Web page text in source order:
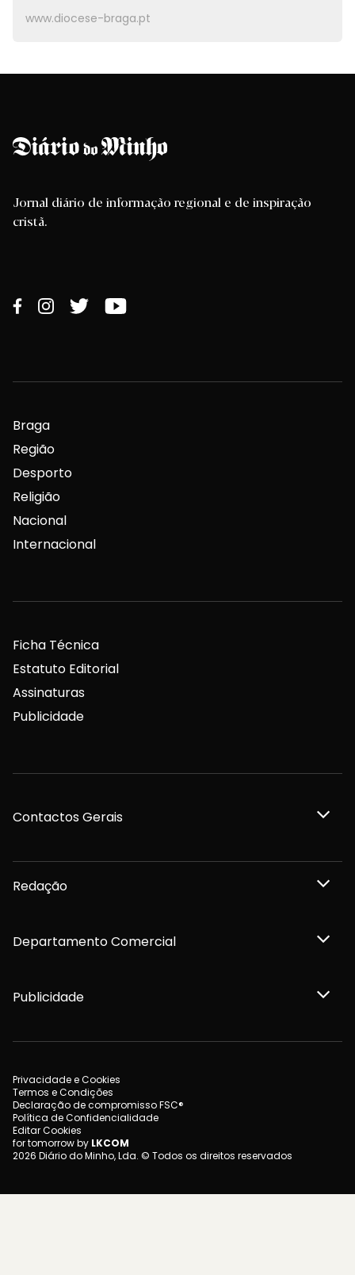
www.diocese-braga.pt
Jornal diário de informação regional e de inspiração
cristã.
Braga
Região
Desporto
Religião
Nacional
Internacional
Ficha Técnica
Estatuto Editorial
Assinaturas
Publicidade
Contactos Gerais
Redação
Departamento Comercial
Publicidade
Privacidade e Cookies
Termos e Condições
Declaração de compromisso FSC®
Política de Confidencialidade
Editar Cookies
for tomorrow by LKCOM
2026 Diário do Minho, Lda. © Todos os direitos reservados